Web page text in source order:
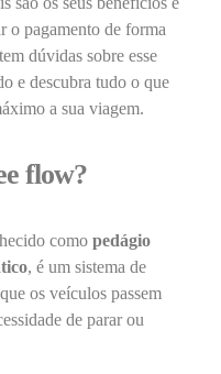
o pagamento de forma
dúvidas sobre esse
e descubra tudo o que
a sua viagem.
flow?
como pedágio
, é um sistema de
os veículos passem
de parar ou